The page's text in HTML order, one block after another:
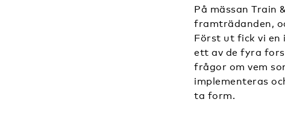
På mässan Train
framträdanden,
Först ut fick vi en
ett av de fyra
frågor om vem
implementeras
ta form.